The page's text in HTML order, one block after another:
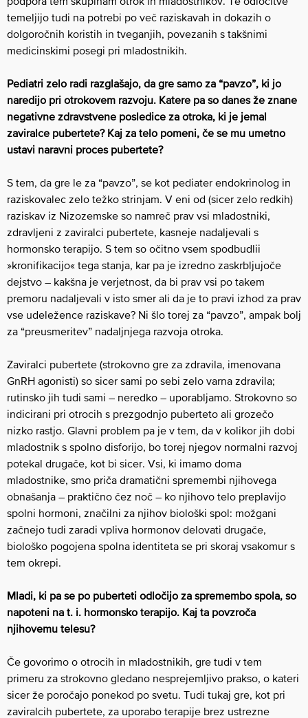
temeljijo tudi na potrebi po več raziskavah in dokazih o
dolgoročnih koristih in tveganjih, povezanih s takšnimi
medicinskimi posegi pri mladostnikih.
Pediatri zelo radi razglašajo, da gre samo za “pavzo”, ki jo
naredijo pri otrokovem razvoju. Katere pa so danes že znane
negativne zdravstvene posledice za otroka, ki je jemal
zaviralce pubertete? Kaj za telo pomeni, če se mu umetno
ustavi naravni proces pubertete?
S tem, da gre le za “pavzo”, se kot pediater endokrinolog in
raziskovalec zelo težko strinjam. V eni od (sicer zelo redkih)
raziskav iz Nizozemske so namreč prav vsi mladostniki,
zdravljeni z zaviralci pubertete, kasneje nadaljevali s
hormonsko terapijo. S tem so očitno vsem spodbudlii
»kronifikacijo« tega stanja, kar pa je izredno zaskrbljujoče
dejstvo – kakšna je verjetnost, da bi prav vsi po takem
premoru nadaljevali v isto smer ali da je to pravi izhod za prav
vse udeležence raziskave? Ni šlo torej za “pavzo”, ampak bolj
za “preusmeritev” nadaljnjega razvoja otroka.
Zaviralci pubertete (strokovno gre za zdravila, imenovana
GnRH agonisti) so sicer sami po sebi zelo varna zdravila;
rutinsko jih tudi sami – neredko – uporabljamo. Strokovno so
indicirani pri otrocih s prezgodnjo puberteto ali grozečo
nizko rastjo. Glavni problem pa je v tem, da v kolikor jih dobi
mladostnik s spolno disforijo, bo torej njegov normalni razvoj
potekal drugače, kot bi sicer. Vsi, ki imamo doma
mladostnike, smo priča dramatični spremembi njihovega
obnašanja – praktično čez noč – ko njihovo telo preplavijo
spolni hormoni, značilni za njihov biološki spol: možgani
začnejo tudi zaradi vpliva hormonov delovati drugače,
biološko pogojena spolna identiteta se pri skoraj vsakomur s
tem okrepi.
Mladi, ki pa se po puberteti odločijo za spremembo spola, so
napoteni na t. i. hormonsko terapijo. Kaj ta povzroča
njihovemu telesu?
Če govorimo o otrocih in mladostnikih, gre tudi v tem
primeru za strokovno gledano nesprejemljivo prakso, o kateri
sicer že poročajo ponekod po svetu. Tudi tukaj gre, kot pri
zaviralcih pubertete, za uporabo terapije brez ustrezne